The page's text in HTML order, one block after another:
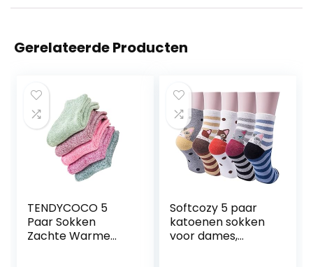
Gerelateerde Producten
TENDYCOCO 5
Paar Sokken
Zachte Warme
Softcozy 5 paar
katoenen sokken
voor dames,